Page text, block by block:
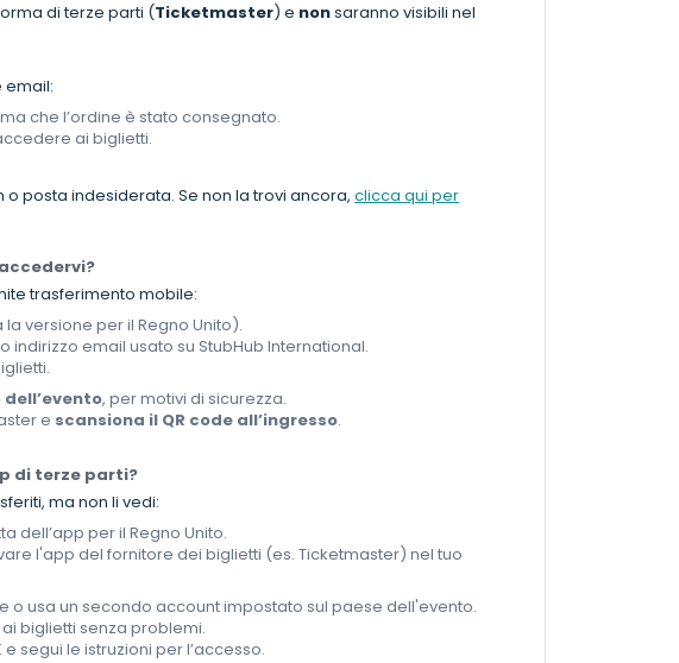
di terze parti (Ticketmaster) e nonsaranno visibili nel
email:
che l’ordine è stato consegnato.
ai biglietti.
posta indesiderata. Se non la trovi ancora,clicca qui per
trasferimento mobile:
versione per il Regno Unito).
email usato su StubHub International.
dell’evento, per motivi di sicurezza.
e scansiona il QR code all’ingresso.
di terze parti?
ma non li vedi:
dell’app per il Regno Unito.
l'app del fornitore dei biglietti (es. Ticketmaster) nel tuo
o usa un secondo account impostato sul paese dell'evento.
biglietti senza problemi.
segui le istruzioni per l’accesso.